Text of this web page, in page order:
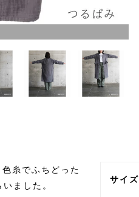
糸でふちどった
ました。
サイ